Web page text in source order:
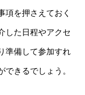
項を押さえておく
した日程やアクセ
準備して参加すれ
できるでしょう。